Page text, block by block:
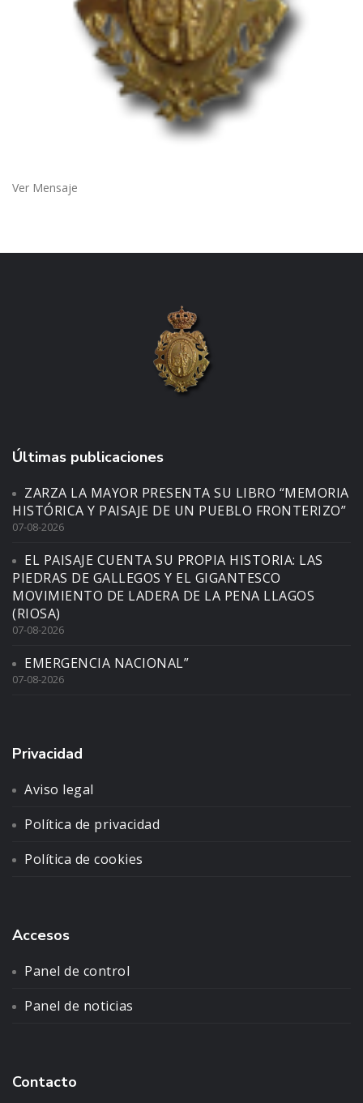
Ver Mensaje
Últimas publicaciones
ZARZA LA MAYOR PRESENTA SU LIBRO “MEMORIA
HISTÓRICA Y PAISAJE DE UN PUEBLO FRONTERIZO”
07-08-2026
EL PAISAJE CUENTA SU PROPIA HISTORIA: LAS
PIEDRAS DE GALLEGOS Y EL GIGANTESCO
MOVIMIENTO DE LADERA DE LA PENA LLAGOS
(RIOSA)
07-08-2026
EMERGENCIA NACIONAL”
07-08-2026
Privacidad
Aviso legal
Política de privacidad
Política de cookies
Accesos
Panel de control
Panel de noticias
Contacto